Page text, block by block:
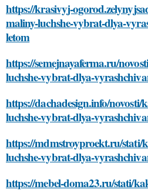
https://krasivyj-
maliny-luchshe-vybrat-dlya-
letom
https://semejnayaferma.ru/
luchshe-vybrat-dlya-
https://dachadesign.info/novosti/
luchshe-vybrat-dlya-
https://mdmstroyproekt.ru/stati/
luchshe-vybrat-dlya-
https://mebel-doma23.ru/stati/